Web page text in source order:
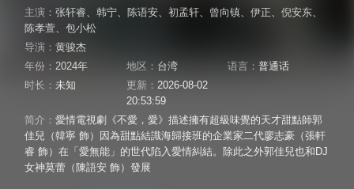
主演： 张轩睿、 韩宁、 陈语安、 初孟轩、 曾向镇、 伊正、 倪安东、
陈孝萱、 包小松
导演： 黄骏杰
年份： 2024年 地区： 台湾 语言：普通话
时长： 未知 更新： 2026-08-02
20:53:59
简介： 愛情電視劇《不愛，愛》描述擁有超級味覺的天才甜點師郭
佳兒（韓寧 飾）因為甜點結識海歸接班的企業家二代廖志豪（張軒
睿 飾）在「愛無能」的世代陷入愛情糾結。除此之外郭佳兒也和DJ
女神莫蕾（陳語安 飾）發展